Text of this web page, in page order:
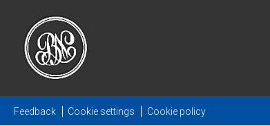
Feedback Cookie settings Cookie policy